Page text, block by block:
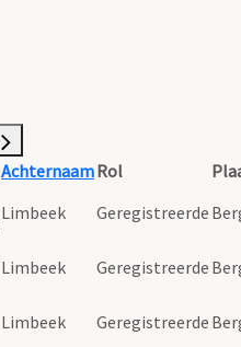
AchternaamRol
Limbeek Geregistreerde
Limbeek Geregistreerde
Limbeek Geregistreerde